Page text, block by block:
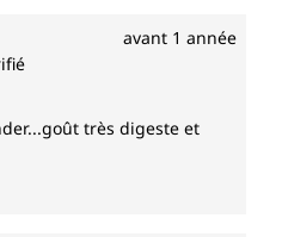
avant 1 année
étoiles
très digeste et